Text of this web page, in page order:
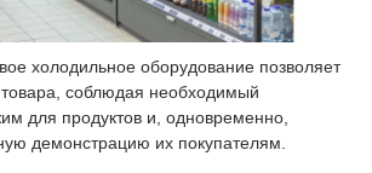
холодильное оборудование позволяет
товара, соблюдая необходимый
для продуктов и, одновременно,
демонстрацию их покупателям.